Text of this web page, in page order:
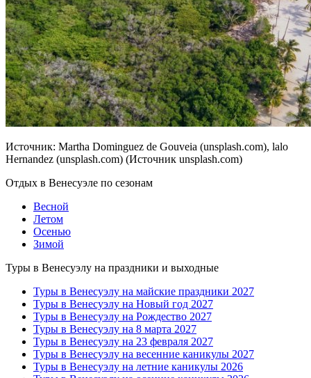
Источник: Martha Dominguez de Gouveia (unsplash.com), lalo
Hernandez (unsplash.com) (Источник unsplash.com)
Отдых в Венесуэле по сезонам
Весной
Летом
Осенью
Зимой
Туры в Венесуэлу на праздники и выходные
Туры в Венесуэлу на майские праздники 2027
Туры в Венесуэлу на Новый год 2027
Туры в Венесуэлу на Рождество 2027
Туры в Венесуэлу на 8 марта 2027
Туры в Венесуэлу на 23 февраля 2027
Туры в Венесуэлу на весенние каникулы 2027
Туры в Венесуэлу на летние каникулы 2026